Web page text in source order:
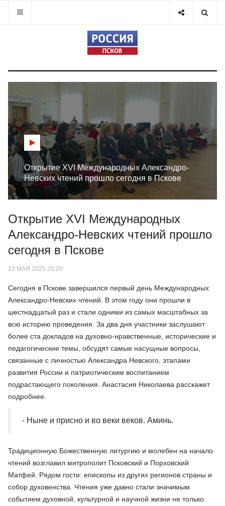
Открытие XVI Международных Александро-
Невских чтений прошло сегодня в Пскове
Открытие XVI Международных
Александро-Невских чтений прошло
сегодня в Пскове
12 МАЯ 2025 20:20
Сегодня в Пскове завершился первый день Международных
Александро-Невских чтений. В этом году они прошли в
шестнадцатый раз и стали одними из самых масштабных за
всю историю проведения. За два дня участники заслушают
более ста докладов на духовно-нравственные, исторические и
педагогические темы, обсудят самые насущные вопросы,
связанные с личностью Александра Невского, этапами
развития России и патриотическим воспитанием
подрастающего поколения. Анастасия Николаева расскажет
подробнее.
- Ныне и присно и во веки веков. Аминь.
Традиционную Божественную литургию и молебен на начало
чтений возглавил митрополит Псковский и Порховский
Матфей. Рядом гости: епископы из других регионов страны и
собор духовенства. Чтения уже давно стали значимым
событием духовной, культурной и научной жизни не только